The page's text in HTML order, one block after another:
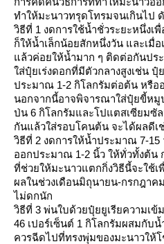
ทำให้มะนาวทรุดโทรมจนเกินไป
วิธีที่ 1 งดการใช้น้ำชั่วระยะหนึ่งเ
ก็ให้น้ำเล็กน้อยสักหนึ่งวัน และเมื่
ล้วค่อยให้น้ำมาก ๆ ติดต่อกันปร
ส่ปุ๋ยเร่งดอกที่มีตัวกลางสูงเช่น ปุ๋
ประมาณ 1-2 กิโลกรัมต่อต้น หรือ
นอกจากนี้อาจพิจารณาใส่ปุ๋ยขี้หมู
ป่น 6 กิโลกรัมและโปแตสเซียมซั
กันแล้วใส่รอบโคนต้น จะได้ผลดีเ
วิธีที่ 2 งดการให้น้ำประมาณ 7-
ออกประมาณ 1-2 นิ้ว ให้ทั่วทั้งต้น
ที่ช่วยให้มะนาวแตกกิ่งวิธีนี้จะใช้
ผลในช่วงเดือนมิถุนายน-กรกฎา
ไม่ดกนัก
วิธีที่ 3 พ่นใบด้วยปุ๋ยยูเรียความเ
46 เปอร์เซ็นต์ 1 กิโลกรัมผสมกับ
ควรฉีดไปที่ทรงพุ่มของมะนาวให้